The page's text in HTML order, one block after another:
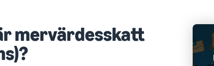
mervärdesskatt